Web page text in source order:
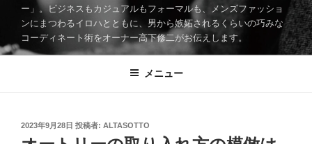
ー」。ビジネスもカジュアルもフォーマルも、メンズファッショ
ンにまつわるイロハとともに、男から嫉妬されるくらいの巧みな
コーディネート術をオーナー高下修二がお伝えします。
メニュー
投
2023年9月28日 投稿者: ALTASOTTO